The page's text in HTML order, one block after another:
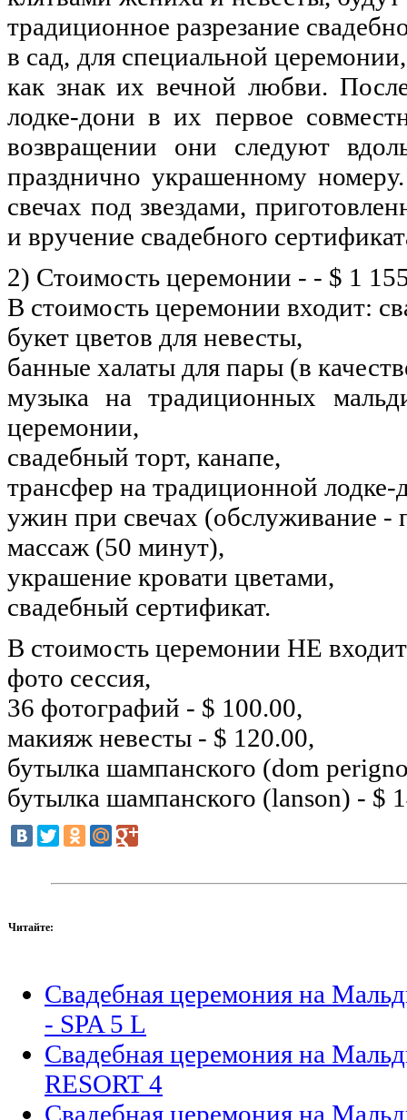
традиционное разрезание
в сад, для специальной
как знак их вечной любви.
лодке-дони в их первое
возвращении они следуют
празднично украшенному
свечах под звездами,
и вручение свадебного
2) Стоимость церемонии - - $ 1
В стоимость церемонии входит:
букет цветов для невесты,
банные халаты для пары (в
музыка на традиционных
церемонии,
свадебный торт, канапе,
трансфер на традиционной лодке-
ужин при cвечах (обслуживание -
массаж (50 минут),
украшение кровати цветами,
свадебный сертификат.
В стоимость церемонии НЕ
фото сессия,
36 фотографий - $ 100.00,
макияж невесты - $ 120.00,
бутылка шампанского (dom
бутылка шампанского (lanson) - $
Читайте:
Свадебная церемония на
- SPA 5 L
Свадебная церемония на
RESORT 4
Свадебная церемония на